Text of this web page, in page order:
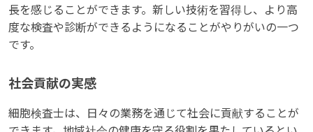
長を感じることができます。新しい技術を習得し、より高
度な検査や診断ができるようになることがやりがいの一つ
です。
社会貢献の実感
細胞検査士は、日々の業務を通じて社会に貢献することが